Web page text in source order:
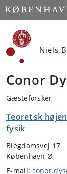
Start
Niels
Conor
Gæsteforsker
Teoretisk
fysik
Blegdamsvej 17
København Ø
E-mail: